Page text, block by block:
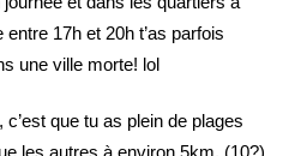
17h et 20h t’as parfois
une ville morte! lol
que tu as plein de plages
les autres à environ 5km. (10?)